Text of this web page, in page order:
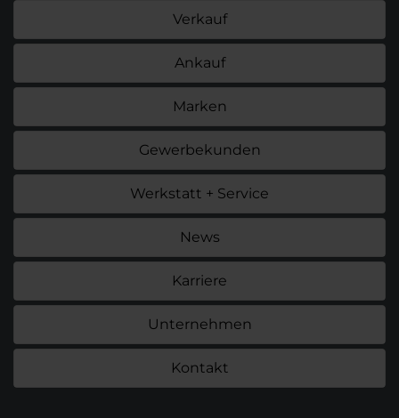
Verkauf
Ankauf
Marken
Gewerbekunden
Werkstatt + Service
News
Karriere
Unternehmen
Kontakt